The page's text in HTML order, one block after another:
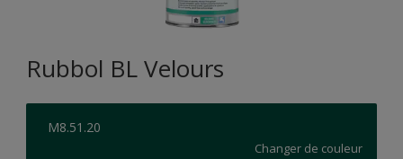
Rubbol BL Velours
M8.51.20
Changer de couleur